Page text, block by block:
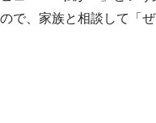
で、家族と相談して「